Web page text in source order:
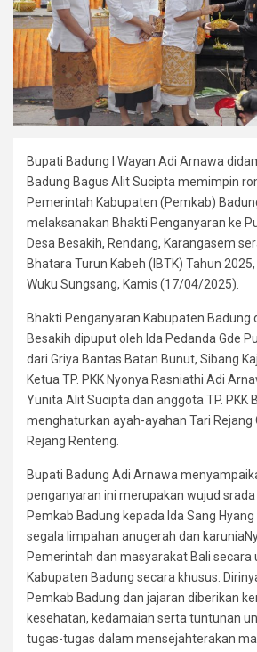
Bupati Badung I Wayan Adi Arnawa
Badung Bagus Alit Sucipta memimpin
Pemerintah Kabupaten (Pemkab)
melaksanakan Bhakti Penganyaran ke
Desa Besakih, Rendang, Karangasem
Bhatara Turun Kabeh (IBTK) Tahun
Wuku Sungsang, Kamis (17/04/2025).
Bhakti Penganyaran Kabupaten Badung
Besakih dipuput oleh Ida Pedanda Gde
dari Griya Bantas Batan Bunut, Sibang
Ketua TP. PKK Nyonya Rasniathi Adi
Yunita Alit Sucipta dan anggota TP. PKK
menghaturkan ayah-ayahan Tari Rejang
Rejang Renteng.
Bupati Badung Adi Arnawa
penganyaran ini merupakan wujud
Pemkab Badung kepada Ida Sang
segala limpahan anugerah dan
Pemerintah dan masyarakat Bali secara
Kabupaten Badung secara khusus.
Pemkab Badung dan jajaran diberikan
kesehatan, kedamaian serta tuntunan
tugas-tugas dalam mensejahterakan